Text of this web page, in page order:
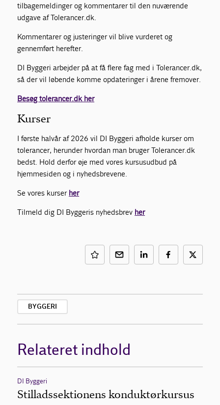
tilbagemeldinger og kommentarer til den nuværende
udgave af Tolerancer.dk.
Kommentarer og justeringer vil blive vurderet og
gennemført herefter.
DI Byggeri arbejder på at få flere fag med i Tolerancer.dk,
så der vil løbende komme opdateringer i årene fremover.
Besøg tolerancer.dk her
Kurser
I første halvår af 2026 vil DI Byggeri afholde kurser om
tolerancer, herunder hvordan man bruger Tolerancer.dk
bedst. Hold derfor øje med vores kursusudbud på
hjemmesiden og i nyhedsbrevene.
Se vores kurser her
Tilmeld dig DI Byggeris nyhedsbrev her
BYGGERI
Relateret indhold
DI Byggeri
Stilladssektionens konduktørkursus